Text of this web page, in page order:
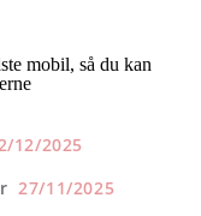
mobil, så du kan
12/2025
27/11/2025